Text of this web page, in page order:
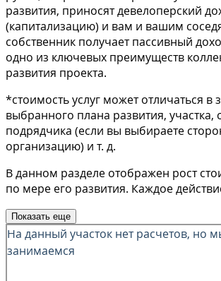
развития, приносят девелоперский
(капитализацию) и вам и вашим
собственник получает пассивный
одно из ключевых преимуществ
развития проекта.
*стоимость услуг может отличаться в
выбранного плана развития, участка,
подрядчика (если вы выбираете
организацию) и т. д.
В данном разделе отображен рост
по мере его развития. Каждое
Показать еще